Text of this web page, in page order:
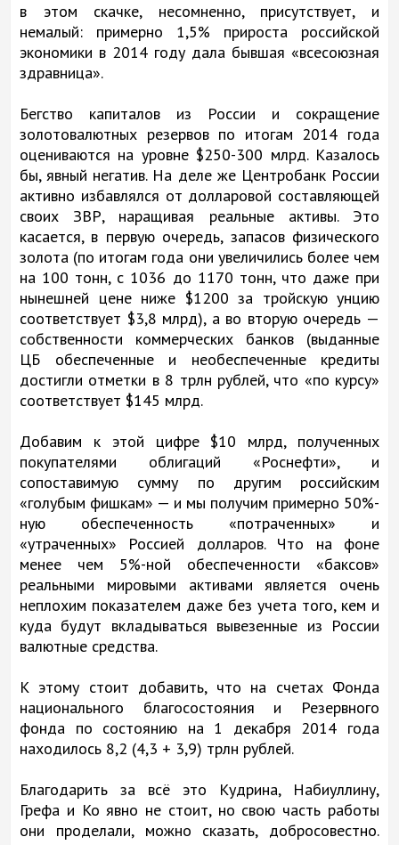
в этом скачке, несомненно, присутствует, и
немалый: примерно 1,5% прироста российской
экономики в 2014 году дала бывшая «всесоюзная
здравница».
Бегство капиталов из России и сокращение
золотовалютных резервов по итогам 2014 года
оцениваются на уровне $250-300 млрд. Казалось
бы, явный негатив. На деле же Центробанк России
активно избавлялся от долларовой составляющей
своих ЗВР, наращивая реальные активы. Это
касается, в первую очередь, запасов физического
золота (по итогам года они увеличились более чем
на 100 тонн, с 1036 до 1170 тонн, что даже при
нынешней цене ниже $1200 за тройскую унцию
соответствует $3,8 млрд), а во вторую очередь —
собственности коммерческих банков (выданные
ЦБ обеспеченные и необеспеченные кредиты
достигли отметки в 8 трлн рублей, что «по курсу»
соответствует $145 млрд.
Добавим к этой цифре $10 млрд, полученных
покупателями облигаций «Роснефти», и
сопоставимую сумму по другим российским
«голубым фишкам» — и мы получим примерно 50%-
ную обеспеченность «потраченных» и
«утраченных» Россией долларов. Что на фоне
менее чем 5%-ной обеспеченности «баксов»
реальными мировыми активами является очень
неплохим показателем даже без учета того, кем и
куда будут вкладываться вывезенные из России
валютные средства.
К этому стоит добавить, что на счетах Фонда
национального благосостояния и Резервного
фонда по состоянию на 1 декабря 2014 года
находилось 8,2 (4,3 + 3,9) трлн рублей.
Благодарить за всё это Кудрина, Набиуллину,
Грефа и Ко явно не стоит, но свою часть работы
они проделали, можно сказать, добросовестно.